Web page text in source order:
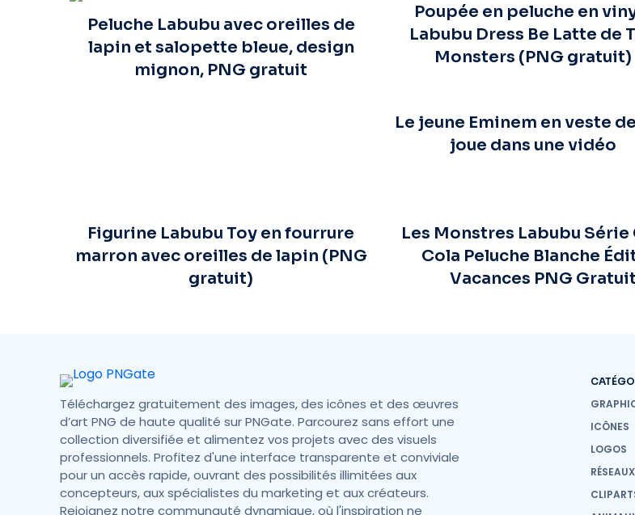
Peluche Labubu avec oreilles de
lapin et salopette bleue, design
mignon, PNG gratuit
Poupée en peluche en
Labubu Dress Be Latte de
Monsters (PNG gratuit)
Le jeune Eminem en veste
joue dans une vidéo
Figurine Labubu Toy en fourrure
marron avec oreilles de lapin (PNG
gratuit)
Les Monstres Labubu Série
Cola Peluche Blanche
Vacances PNG Gratuit
Téléchargez gratuitement des images, des icônes et des œuvres
d’art PNG de haute qualité sur PNGate. Parcourez sans effort une
collection diversifiée et alimentez vos projets avec des visuels
professionnels. Profitez d'une interface transparente et conviviale
pour un accès rapide, ouvrant des possibilités illimitées aux
concepteurs, aux spécialistes du marketing et aux créateurs.
Rejoignez notre communauté dynamique, où l'inspiration ne
ICÔNES
LOGOS